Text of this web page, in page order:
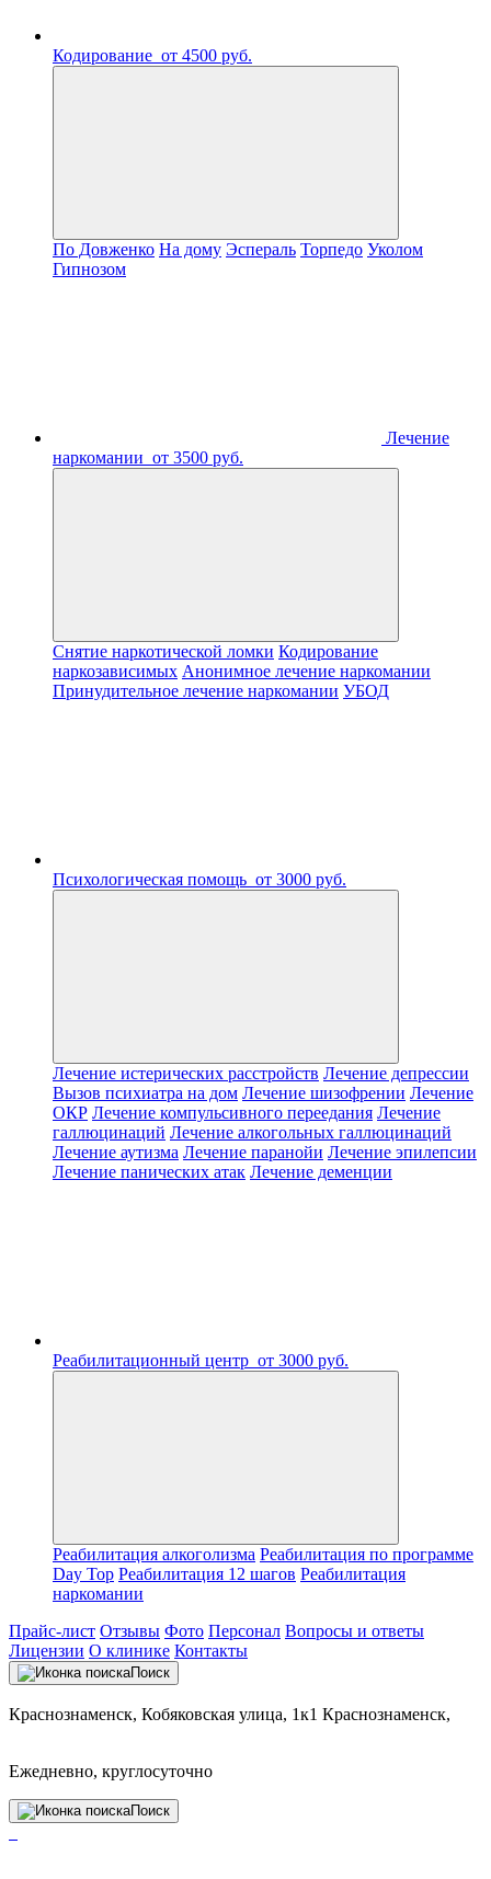
Кодирование от 4500 руб.
По Довженко На дому Эспераль Торпедо Уколом
Гипнозом
Лечение
наркомании от 3500 руб.
Снятие наркотической ломки Кодирование
наркозависимых Анонимное лечение наркомании
Принудительное лечение наркомании УБОД
Психологическая помощь от 3000 руб.
Лечение истерических расстройств Лечение депрессии
Вызов психиатра на дом Лечение шизофрении Лечение
ОКР Лечение компульсивного переедания Лечение
галлюцинаций Лечение алкогольных галлюцинаций
Лечение аутизма Лечение паранойи Лечение эпилепсии
Лечение панических атак Лечение деменции
Реабилитационный центр от 3000 руб.
Реабилитация алкоголизма Реабилитация по программе
Day Top Реабилитация 12 шагов Реабилитация
наркомании
Прайс-лист Отзывы Фото Персонал Вопросы и ответы
Лицензии О клинике Контакты
Поиск
Краснознаменск, Кобяковская улица, 1к1 Краснознаменск,
Ежедневно, круглосуточно
Поиск